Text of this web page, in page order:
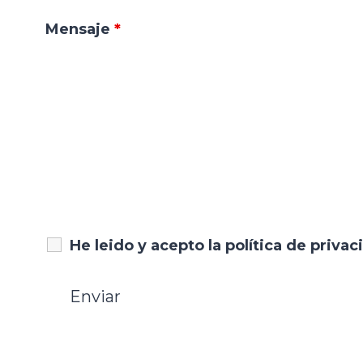
Mensaje *
He leido y acepto la política de